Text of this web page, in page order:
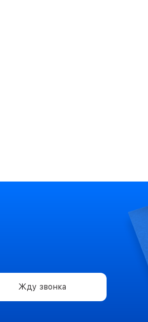
Жду звонка